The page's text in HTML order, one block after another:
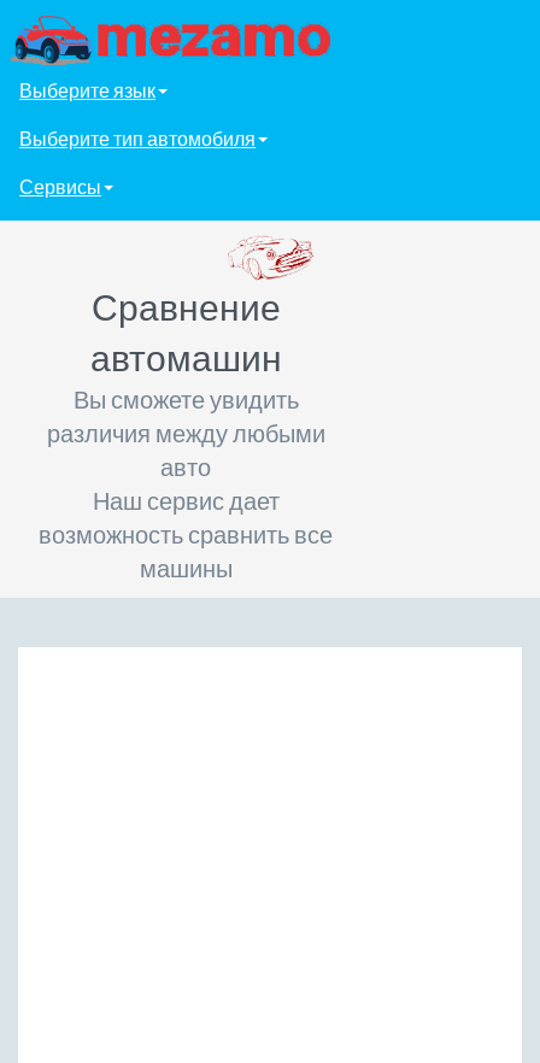
Выберите язык
Выберите тип автомобиля
Сервисы
Сравнение
автомашин
Вы сможете увидить
различия между любыми
авто
Наш сервис дает
возможность сравнить все
машины